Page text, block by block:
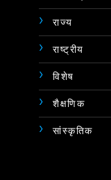
राज्य
राष्ट्रीय
विशेष
शैक्षणिक
सांस्कृतिक